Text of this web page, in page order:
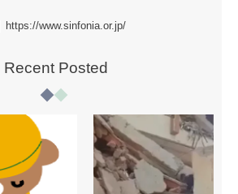
https://www.sinfonia.or.jp/
Recent Posted